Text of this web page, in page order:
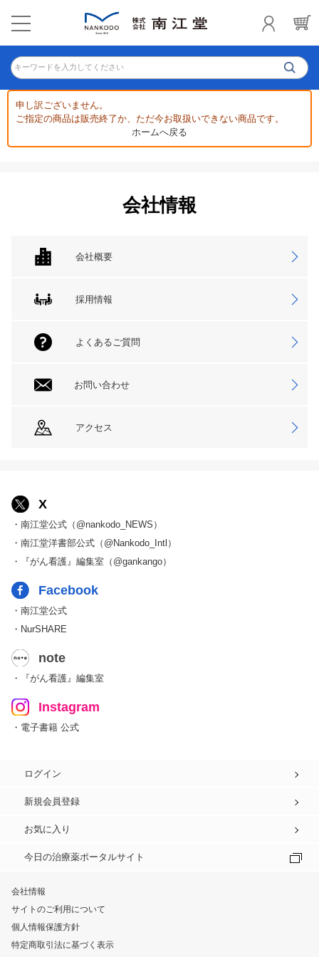
キーワードを入力してください
申し訳ございません。
ご指定の商品は販売終了か、ただ今お取扱いできない商品です。
ホームへ戻る
会社情報
会社概要
採用情報
よくあるご質問
お問い合わせ
アクセス
X
・南江堂公式（@nankodo_NEWS）
・南江堂洋書部公式（@Nankodo_Intl）
・『がん看護』編集室（@gankango）
Facebook
・南江堂公式
・NurSHARE
note
・『がん看護』編集室
Instagram
・電子書籍 公式
ログイン
新規会員登録
お気に入り
今日の治療薬ポータルサイト
会社情報
サイトのご利用について
個人情報保護方針
特定商取引法に基づく表示